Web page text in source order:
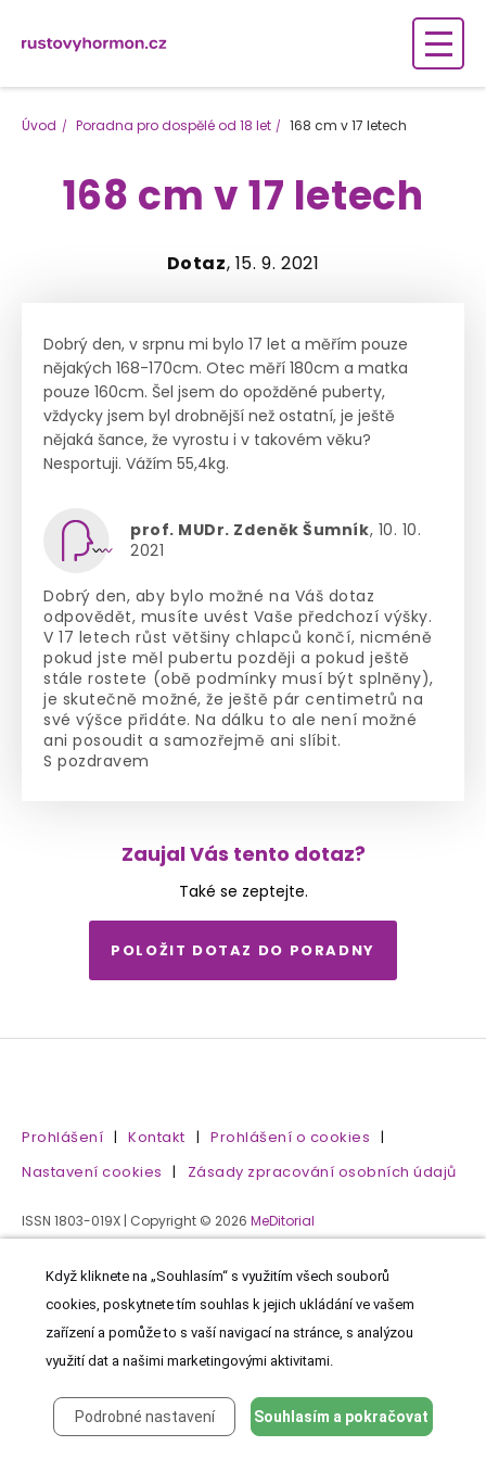
Úvod Poradna pro dospělé od 18 let 168 cm v 17 letech
168 cm v 17 letech
Dotaz, 15. 9. 2021
Dobrý den, v srpnu mi bylo 17 let a měřím pouze
nějakých 168-170cm. Otec měří 180cm a matka
pouze 160cm. Šel jsem do opožděné puberty,
vždycky jsem byl drobnější než ostatní, je ještě
nějaká šance, že vyrostu i v takovém věku?
Nesportuji. Vážím 55,4kg.
prof. MUDr. Zdeněk Šumník, 10. 10.
2021
Dobrý den, aby bylo možné na Váš dotaz
odpovědět, musíte uvést Vaše předchozí výšky.
V 17 letech růst většiny chlapců končí, nicméně
pokud jste měl pubertu později a pokud ještě
stále rostete (obě podmínky musí být splněny),
je skutečně možné, že ještě pár centimetrů na
své výšce přidáte. Na dálku to ale není možné
ani posoudit a samozřejmě ani slíbit.
S pozdravem
Zaujal Vás tento dotaz?
Také se zeptejte.
POLOŽIT DOTAZ DO PORADNY
Prohlášení | Kontakt | Prohlášení o cookies |
Nastavení cookies | Zásady zpracování osobních údajů
ISSN 1803-019X | Copyright © 2026 MeDitorial
Když kliknete na „Souhlasím“ s využitím všech souborů
cookies, poskytnete tím souhlas k jejich ukládání ve vašem
zařízení a pomůže to s vaší navigací na stránce, s analýzou
využití dat a našimi marketingovými aktivitami.
Podrobné nastavení Souhlasím a pokračovat